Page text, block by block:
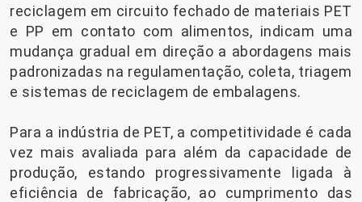
reciclagem em circuito fechado de materiais PET
e PP em contato com alimentos, indicam uma
mudança gradual em direção a abordagens mais
padronizadas na regulamentação, coleta, triagem
e sistemas de reciclagem de embalagens.
Para a indústria de PET, a competitividade é cada
vez mais avaliada para além da capacidade de
produção, estando progressivamente ligada à
eficiência de fabricação, ao cumprimento das